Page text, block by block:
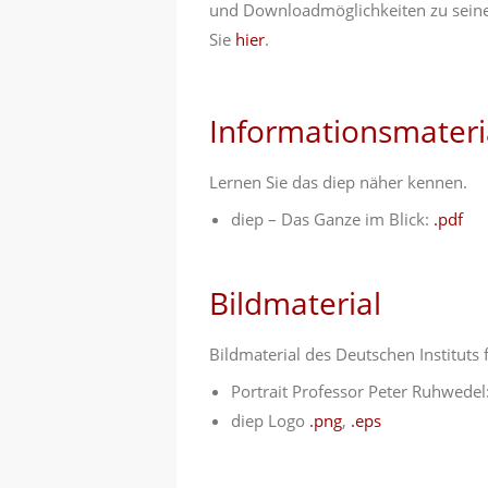
und Downloadmöglichkeiten zu
Sie hier.
Lernen Sie das diep näher kennen.
diep – Das Ganze im Blick: .pdf
Bildmaterial
Bildmaterial des Deutschen Instituts
Portrait Professor Peter
diep Logo .png, .eps